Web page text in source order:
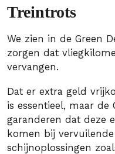
Treintrots
We zien in de Green
zorgen dat
vervangen.
Dat er extra geld
is essentieel, maar
garanderen dat deze
komen bij
schijnoplossingen